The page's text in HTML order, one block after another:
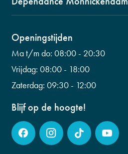
info@fysiogroepwaterland.nl
Kerkbuurt 90
info@fysiogroepwaterland.nl
Wilhelminalaan 56
0299 223 798
info@fysiogroepwaterland.nl
Openingstijden
Ma t/m do: 08:00 - 20:30
Vrijdag: 08:00 - 18:00
Zaterdag: 09:30 - 12:00
Blijf op de hoogte!